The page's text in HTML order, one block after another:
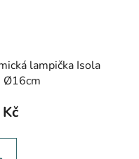
lampička Isola
Ø16cm